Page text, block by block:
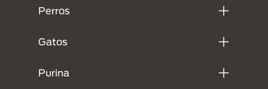
Perros
Gatos
Purina